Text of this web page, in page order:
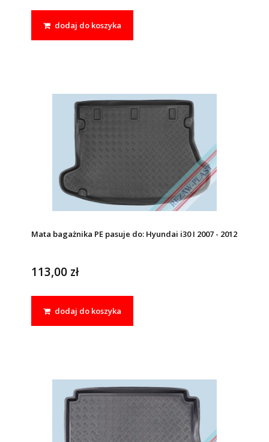
dodaj do koszyka
Mata bagażnika PE pasuje do: Hyundai i30 I 2007 - 2012
113,00 zł
dodaj do koszyka